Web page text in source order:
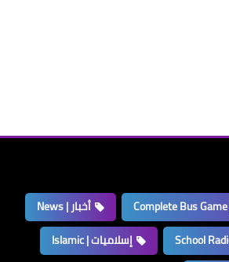
أخبار | News
إسلاميات | Islamic